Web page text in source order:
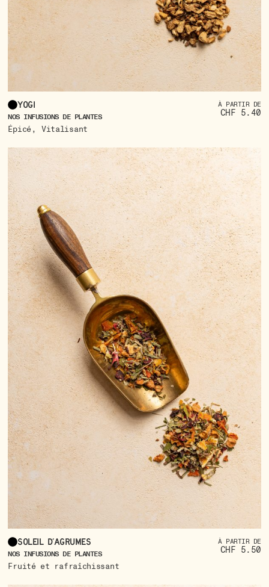
Yogi
NOS INFUSIONS DE PLANTES
Épicé , Vitalisant
À PARTIR DE
CHF 5.40
Soleil d’agrumes
NOS INFUSIONS DE PLANTES
Fruité et rafraîchissant
À PARTIR DE
CHF 5.50